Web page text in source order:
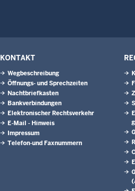
KONTAKT
Wegbeschreibung
Öffnungs- und Sprechzeiten
Nachtbriefkasten
Bankverbindungen
Elektronischer Rechtsverkehr
E-Mail - Hinweis
Impressum
Telefon-und Faxnummern